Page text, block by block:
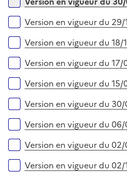
Version en vigueur du
Version en vigueur du 18/
Version en vigueur du 17/
Version en vigueur du
Version en vigueur du
Version en vigueur du
Version en vigueur du
Version en vigueur du